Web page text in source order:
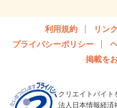
利用規約 リン
プライバシーポリシー
掲載を
クリエイトバイト
法人日本情報経済